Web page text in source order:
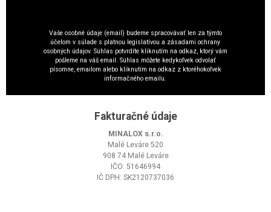
Vaše osobné údaje (email) budeme spracovávať len za týmto
účelom v súlade s platnou legislatívou a zásadami ochrany
osobných údajov. Súhlas potvrdíte kliknutím na odkaz, ktorý vám
pošleme na váš email. Súhlas môžete kedykoľvek odvolať
písomne, emailom alebo kliknutím na odkaz z ktoréhokoľvek
informačného emailu.
Fakturačné údaje
MINALOX s.r.o.
Malé Leváre 520
908 74 Malé Leváre
IČO: 51646994
IČ DPH: SK2120737036